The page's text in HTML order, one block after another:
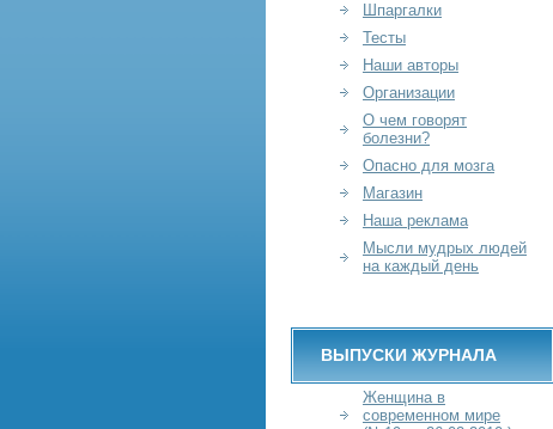
Шпаргалки
Тесты
Наши авторы
Организации
О чем говорят
болезни?
Опасно для мозга
Магазин
Наша реклама
Мысли мудрых людей
на каждый день
ВЫПУСКИ ЖУРНАЛА
Женщина в
современном мире